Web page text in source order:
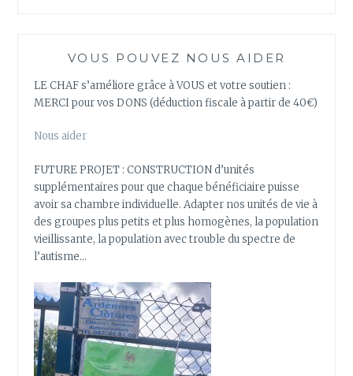
VOUS POUVEZ NOUS AIDER
LE CHAF s’améliore grâce à VOUS et votre soutien :
MERCI pour vos DONS (déduction fiscale à partir de 40€)
Nous aider
FUTURE PROJET : CONSTRUCTION d’unités
supplémentaires pour que chaque bénéficiaire puisse
avoir sa chambre individuelle. Adapter nos unités de vie à
des groupes plus petits et plus homogènes, la population
vieillissante, la population avec trouble du spectre de
l’autisme…